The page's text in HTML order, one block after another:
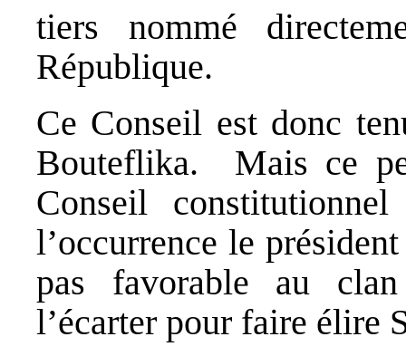
tiers nommé
République.
Ce Conseil est donc
Bouteflika. Mais ce
Conseil
l’occurrence le
pas favorable au
l’écarter pour faire élire